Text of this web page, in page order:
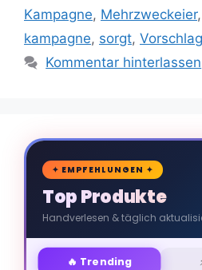
Kampagne, Mehrzweckeier,
kampagne, sorgt, Vorschlag
Kommentar hinterlassen
✦ EMPFEHLUNGEN ✦
Top Produkte
Handverlesen & täglich
🔥 Trending